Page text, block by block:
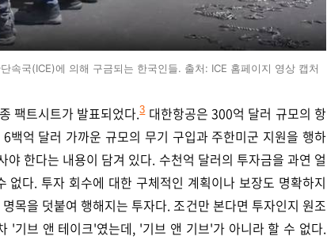
속국(ICE)에 의해 구금되는 한국인들. 출처: ICE 홈페이지 영상 캡처
팩트시트가 발표되었다.3대한항공은 300억 달러 규모의 항
백억 달러 가까운 규모의 무기 구입과 주한미군 지원을 행하
한다는 내용이 담겨 있다. 수천억 달러의 투자금을 과연 얼
없다. 투자 회수에 대한 구체적인 계획이나 보장도 명확하지
목을 덧붙여 행해지는 투자다. 조건만 본다면 투자인지 원조
'기브 앤 테이크'였는데, '기브 앤 기브'가 아니라 할 수 없다.